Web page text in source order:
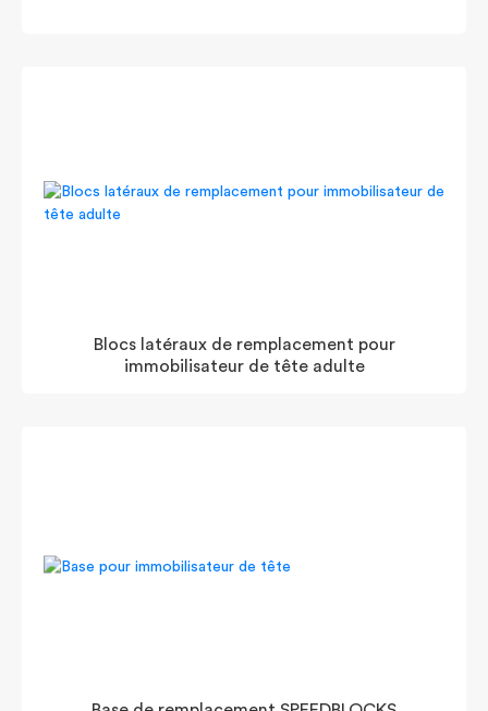
Blocs latéraux de remplacement pour
immobilisateur de tête adulte